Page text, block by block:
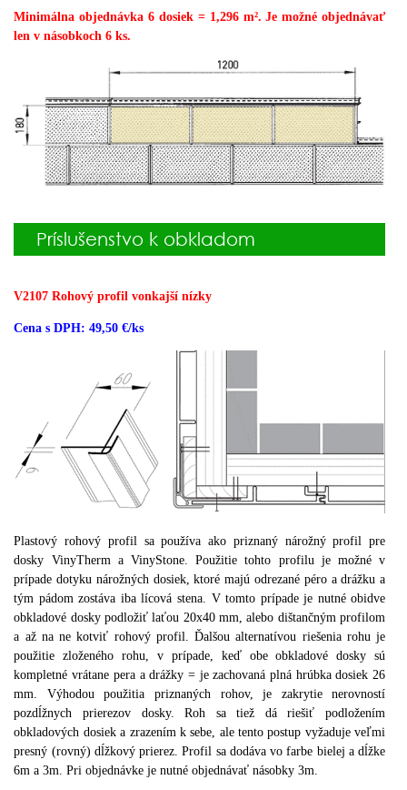
Minimálna objednávka 6 dosiek = 1,296 m². Je možné objednávať
len v násobkoch 6 ks.
Príslušenstvo k obkladom
V2107 Rohový profil vonkajší nízky
Cena s DPH: 49,50 €/ks
Plastový rohový profil sa používa ako priznaný nárožný profil pre
dosky VinyTherm a VinyStone. Použitie tohto profilu je možné v
prípade dotyku nárožných dosiek, ktoré majú odrezané péro a drážku a
tým pádom zostáva iba lícová stena. V tomto prípade je nutné obidve
obkladové dosky podložiť laťou 20x40 mm, alebo dištančným profilom
a až na ne kotviť rohový profil. Ďalšou alternatívou riešenia rohu je
použitie zloženého rohu, v prípade, keď obe obkladové dosky sú
kompletné vrátane pera a drážky = je zachovaná plná hrúbka dosiek 26
mm. Výhodou použitia priznaných rohov, je zakrytie nerovností
pozdĺžnych prierezov dosky. Roh sa tiež dá riešiť podložením
obkladových dosiek a zrazením k sebe, ale tento postup vyžaduje veľmi
presný (rovný) dĺžkový prierez. Profil sa dodáva vo farbe bielej a dĺžke
6m a 3m. Pri objednávke je nutné objednávať násobky 3m.